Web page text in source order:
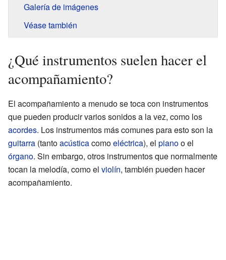
Galería de imágenes
Véase también
¿Qué instrumentos suelen hacer el
acompañamiento?
El acompañamiento a menudo se toca con instrumentos
que pueden producir varios sonidos a la vez, como los
acordes. Los instrumentos más comunes para esto son la
guitarra (tantoacústicacomoeléctrica), el pianoo el
órgano. Sin embargo, otros instrumentos que normalmente
tocan la melodía, como el violín, también pueden hacer
acompañamiento.